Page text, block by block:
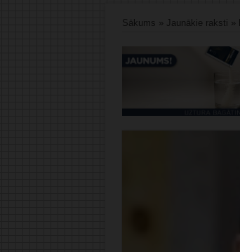
Sākums » Jaunākie raksti »